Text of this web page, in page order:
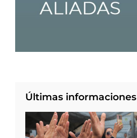
Últimas informaciones